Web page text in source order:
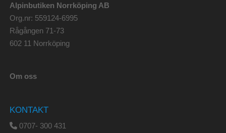
Alpinbutiken Norrköping AB
Org.nr: 559124-6995
Rågången 71-73
602 11 Norrköping
Om oss
KONTAKT
0707- 300 431